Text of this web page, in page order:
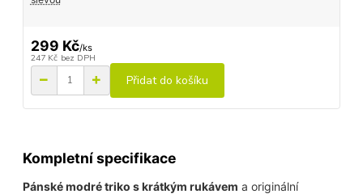
299 Kč/ks
247 Kč bez DPH
Přidat do košíku
Kompletní specifikace
Pánské modré triko s krátkým rukávem a originální